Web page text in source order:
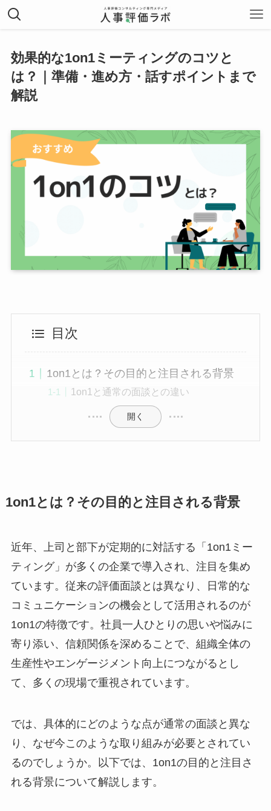
効果的な1on1ミーティングのコツと
は？｜準備・進め方・話すポイントまで
解説
目次
1on1とは？その目的と注目される背景
1on1と通常の面談との違い
開く
1on1とは？その目的と注目される背景
近年、上司と部下が定期的に対話する「1on1ミー
ティング」が多くの企業で導入され、注目を集め
ています。従来の評価面談とは異なり、日常的な
コミュニケーションの機会として活用されるのが
1on1の特徴です。社員一人ひとりの思いや悩みに
寄り添い、信頼関係を深めることで、組織全体の
生産性やエンゲージメント向上につながるとし
て、多くの現場で重視されています。
では、具体的にどのような点が通常の面談と異な
り、なぜ今このような取り組みが必要とされてい
るのでしょうか。以下では、1on1の目的と注目さ
れる背景について解説します。